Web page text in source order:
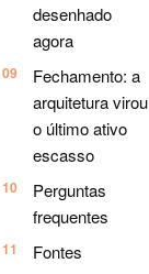
desenhado
agora
Fechamento: a
arquitetura virou
o último ativo
escasso
Perguntas
frequentes
Fontes